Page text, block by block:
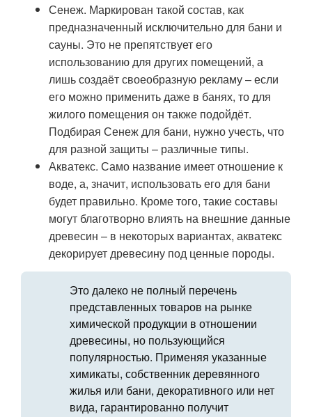
Сенеж. Маркирован такой состав, как
предназначенный исключительно для бани и
сауны. Это не препятствует его
использованию для других помещений, а
лишь создаёт своеобразную рекламу – если
его можно применить даже в банях, то для
жилого помещения он также подойдёт.
Подбирая Сенеж для бани, нужно учесть, что
для разной защиты – различные типы.
Акватекс. Само название имеет отношение к
воде, а, значит, использовать его для бани
будет правильно. Кроме того, такие составы
могут благотворно влиять на внешние данные
древесин – в некоторых вариантах, акватекс
декорирует древесину под ценные породы.
Это далеко не полный перечень
представленных товаров на рынке
химической продукции в отношении
древесины, но пользующийся
популярностью. Применяя указанные
химикаты, собственник деревянного
жилья или бани, декоративного или нет
вида, гарантированно получит